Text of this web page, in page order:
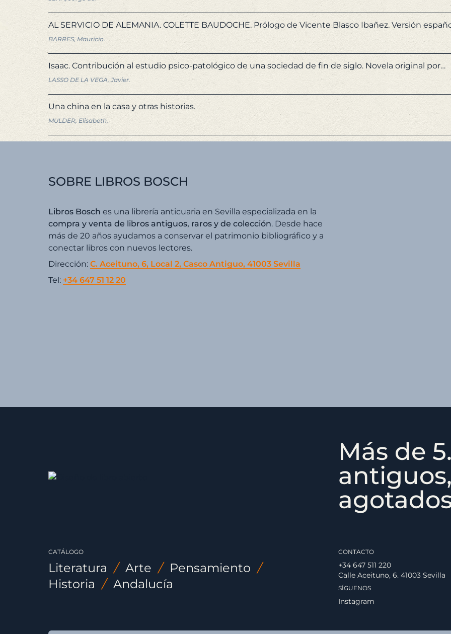
AL SERVICIO DE ALEMANIA. COLETTE BAUDOCHE. Prólogo de Vicente Blasco Ibañez. Versión
BARRES, Mauricio.
Isaac. Contribución al estudio psico-patológico de una sociedad de fin de siglo. Novela original por…
LASSO DE LA VEGA, Javier.
Una china en la casa y otras historias.
MULDER, Elisabeth.
SOBRE LIBROS BOSCH
Libros Bosch es una librería anticuaria en Sevilla especializada en la
compra y venta de libros antiguos, raros y de colección. Desde hace
más de 20 años ayudamos a conservar el patrimonio bibliográfico y a
conectar libros con nuevos lectores.
Dirección: C. Aceituno, 6, Local 2, Casco Antiguo, 41003 Sevilla
Tel: +34 647 51 12 20
Más de
CATÁLOGO
Literatura / Arte / Pensamiento /
Historia / Andalucía
CONTACTO
+34 647 511 220
Calle Aceituno, 6. 41003 Sevilla
SÍGUENOS
Instagram